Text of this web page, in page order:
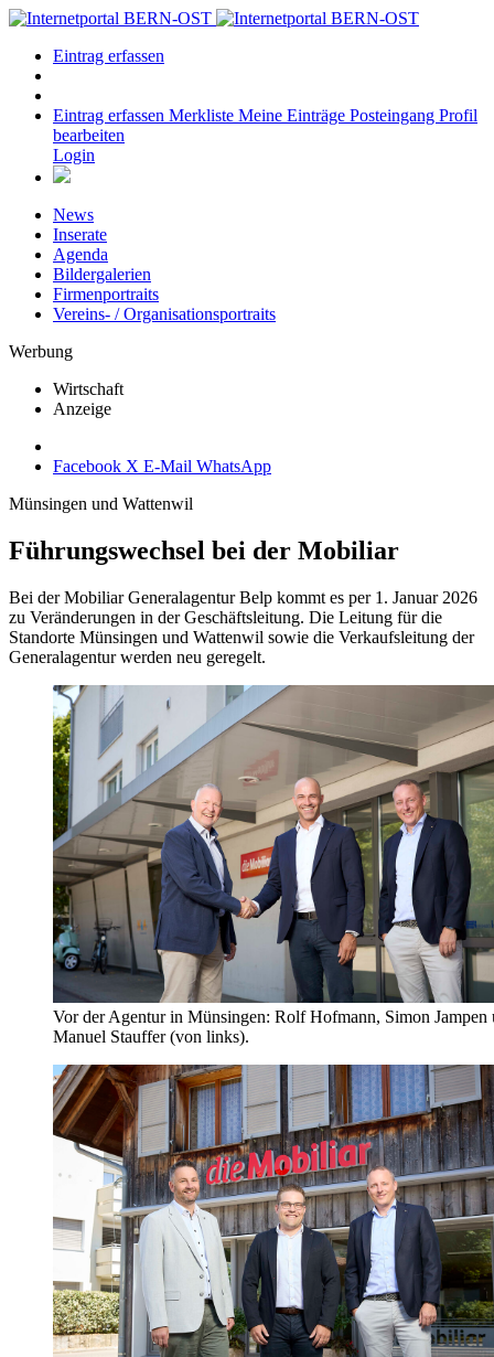
Eintrag erfassen
Eintrag erfassen Merkliste Meine Einträge Posteingang Profil
bearbeiten
Login
News
Inserate
Agenda
Bildergalerien
Firmenportraits
Vereins- / Organisationsportraits
Werbung
Wirtschaft
Anzeige
Facebook X E-Mail WhatsApp
Münsingen und Wattenwil
Führungswechsel bei der Mobiliar
Bei der Mobiliar Generalagentur Belp kommt es per 1. Januar 2026
zu Veränderungen in der Geschäftsleitung. Die Leitung für die
Standorte Münsingen und Wattenwil sowie die Verkaufsleitung der
Generalagentur werden neu geregelt.
Vor der Agentur in Münsingen: Rolf Hofmann, Simon Jampen
Manuel Stauffer (von links).